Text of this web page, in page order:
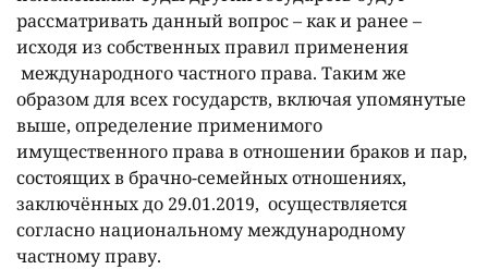
рассматривать данный вопрос – как и ранее –
исходя из собственных правил применения
международного частного права. Таким же
образом для всех государств, включая упомянутые
выше, определение применимого
имущественного права в отношении браков и пар,
состоящих в брачно-семейных отношениях,
заключённых до 29.01.2019, осуществляется
согласно национальному международному
частному праву.